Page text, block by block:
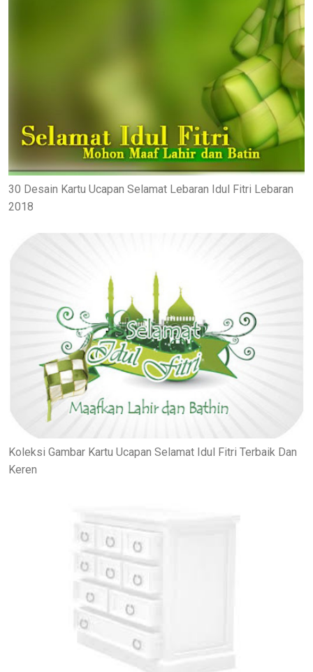
30 Desain Kartu Ucapan Selamat Lebaran Idul Fitri Lebaran
2018
Koleksi Gambar Kartu Ucapan Selamat Idul Fitri Terbaik Dan
Keren